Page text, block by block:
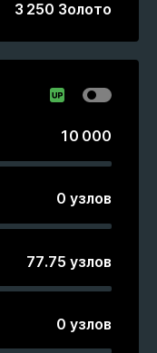
3 250 Золото
10 000
0 узлов
77.75 узлов
0 узлов